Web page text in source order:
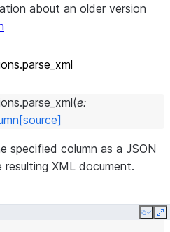
about an older version
xml
parse_xml(e:
[source]
specified column as a JSON
XML document.
Copy